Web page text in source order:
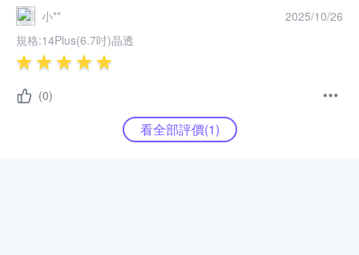
小**
2025/10/26
規格:14Plus(6.7吋)晶透
(0)
看全部評價(1)